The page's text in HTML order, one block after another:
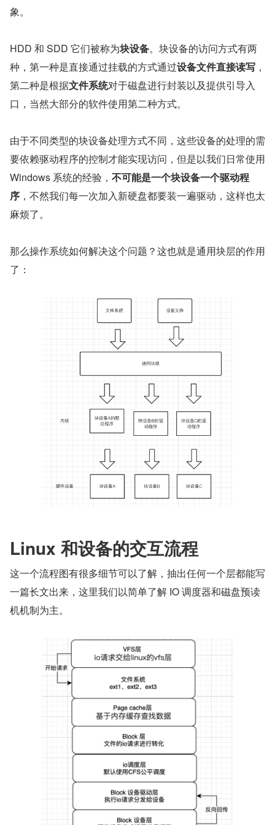
象。
HDD 和 SDD 它们被称为块设备。块设备的访问方式有两
种，第一种是直接通过挂载的方式通过设备文件直接读写 ，
第二种是根据文件系统对于磁盘进行封装以及提供引导入
口，当然大部分的软件使用第二种方式。
由于不同类型的块设备处理方式不同，这些设备的处理的需
要依赖驱动程序的控制才能实现访问，但是以我们日常使用
Windows 系统的经验， 不可能是一个块设备一个驱动程
序 ，不然我们每一次加入新硬盘都要装一遍驱动，这样也太
麻烦了。
那么操作系统如何解决这个问题？这也就是通用块层的作用
了：
Linux 和设备的交互流程
这一个流程图有很多细节可以了解，抽出任何一个层都能写
一篇长文出来，这里我们以简单了解 IO 调度器和磁盘预读
机机制为主。